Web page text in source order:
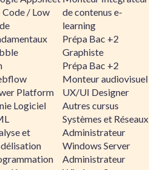
/ Low
Platform
Logiciel
et
de contenus e-
learning
Prépa Bac +2
Graphiste
Prépa Bac +2
Monteur audiovisuel
UX/UI Designer
Autres cursus
Systèmes et Réseaux
Administrateur
Windows Server
Administrateur